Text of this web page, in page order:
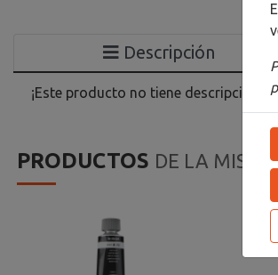
Descripción
¡Este producto no tiene descripción!
PRODUCTOS DE LA